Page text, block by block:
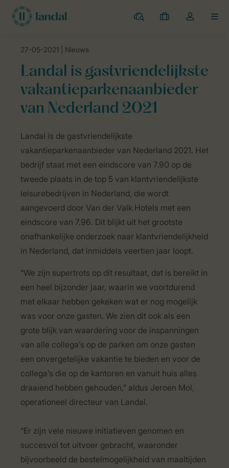
Campings
Mijn
Open
mijn
account
Landal Camping
27-05-2021 | Nieuws
Landal is gastvriendelijkste
vakantieparkenaanbieder
van Nederland 2021
Landal is de gastvriendelijkste
vakantieparkenaanbieder van Nederland 2021. Het
bedrijf staat met een eindscore van 7.90 op de
tweede plaats in de top 5 van klantvriendelijkste
leisurebedrijven in Nederland, die wordt
aangevoerd door Van der Valk Hotels met een
eindscore van 7.96. Dit blijkt uit het grootste
onafhankelijke onderzoek naar klantvriendelijkheid
in Nederland, dat inmiddels veertien jaar loopt.
“We zijn supertrots op dit resultaat, dat is bereikt in
een heel bijzonder jaar, waarin we voortdurend
met elkaar hebben gekeken wat er nog mogelijk
was voor onze gasten. We zien dit ook als een
grote blijk van waardering voor de inspanningen
van alle collega’s op de parken om onze gasten
een onvergetelijke vakantie te bieden en voor de
collega’s die op de kantoren en vanuit huis alles
draaiend hebben gehouden,” aldus Jeroen Mol,
operationeel directeur van Landal.
“Er zijn vele nieuwe initiatieven genomen en
succesvol tot uitvoer gebracht, waaronder
bijvoorbeeld de bestelmogelijkheid van maaltijden